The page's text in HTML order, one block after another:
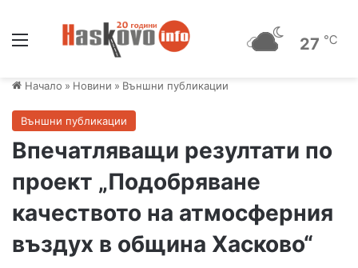
27 ℃
Начало » Новини » Външни публикации
Външни публикации
Впечатляващи резултати по
проект „Подобряване
качеството на атмосферния
въздух в община Хасково“